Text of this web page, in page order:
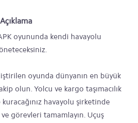
oyununda kendi havayolu
oyunda dünyanın en büyük
olun. Yolcu ve kargo taşımacılık
havayolu şirketinde
görevleri tamamlayın. Uçuş